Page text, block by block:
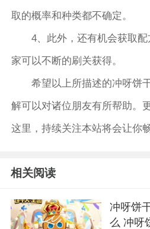
取的概率和种类都不确定。
4、此外，还有机会获取配
家可以不断的刷关获得。
希望以上所描述的冲呀饼
解可以对诸位朋友有所帮助。
这里，持续关注本站将会让你
相关阅读
冲呀饼
么 冲呀